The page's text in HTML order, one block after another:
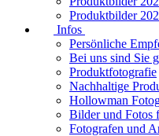
Produktbilder
Infos
Persönliche
Bei uns sind Sie
Produktfotografie
Nachhaltige
Hollowman
Bilder und Fotos
Fotografen und